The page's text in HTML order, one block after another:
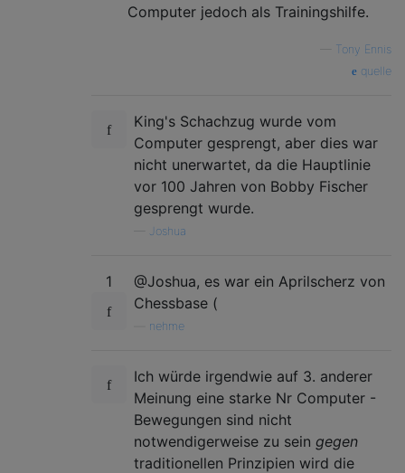
Computer jedoch als Trainingshilfe.
Tony Ennis
quelle
King's Schachzug wurde vom
Computer gesprengt, aber dies war
nicht unerwartet, da die Hauptlinie
vor 100 Jahren von Bobby Fischer
gesprengt wurde.
Joshua
1
@Joshua, es war ein Aprilscherz von
Chessbase (
nehme
Ich würde irgendwie auf 3. anderer
Meinung eine starke Nr Computer -
Bewegungen sind nicht
notwendigerweise zu sein gegen
traditionellen Prinzipien wird die